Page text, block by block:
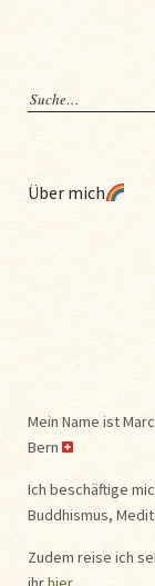
Über mich
Mein Name ist
Bern
Ich beschäftige
Buddhismus,
Zudem reise ich